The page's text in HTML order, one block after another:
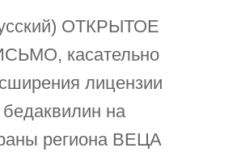
ОТКРЫТОЕ
касательно
лицензии
бедаквилин на
региона ВЕЦА